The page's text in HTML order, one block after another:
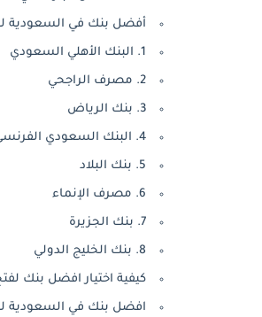
أفضل بنك في السعودية
1. البنك الأهلي السعودي
2. مصرف الراجحي
3. بنك الرياض
4. البنك السعودي الفرنسي
5. بنك البلاد
6. مصرف الإنماء
7. بنك الجزيرة
8. بنك الخليج الدولي
كيفية اختيار افضل بنك
افضل بنك في السعودية